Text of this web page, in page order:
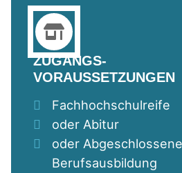
ZUGANGS-
VORAUSSETZUNGEN
Fachhochschulreife
oder Abitur
oder Abgeschlossene
Berufsausbildung